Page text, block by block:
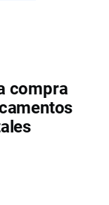
compra